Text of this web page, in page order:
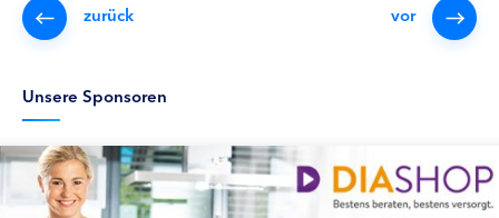
zurück vor
Unsere Sponsoren